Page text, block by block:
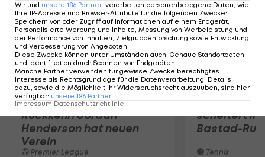
Premier-League-
Rückkehr! Jordan
Henderson hat neuen
Verein
Premier League
Sebastian
scheitert in
Bastad-
Tennis
Wir und unsere 186 Partner verarbeiten personenbezogene Daten, wie
Ihre IP-Adresse und Browser-Attribute für die folgenden Zwecke:
Speichern von oder Zugriff auf Informationen auf einem Endgerät;
Personalisierte Werbung und Inhalte, Messung von Werbeleistung und
der Performance von Inhalten, Zielgruppenforschung sowie Entwicklung
und Verbesserung von Angeboten.
Diese Zwecke können unter Umständen auch: Genaue Standortdaten
und Identifikation durch Scannen von Endgeräten.
Manche Partner verwenden für gewisse Zwecke berechtigtes
Interesse als Rechtsgrundlage für die Datenverarbeitung. Details
dazu, sowie die Möglichkeit Ihr Widerspruchsrecht auszuüben, sind hier
verfügbar: unsere 186 Partner
Impressum Datenschutzrichtlinie